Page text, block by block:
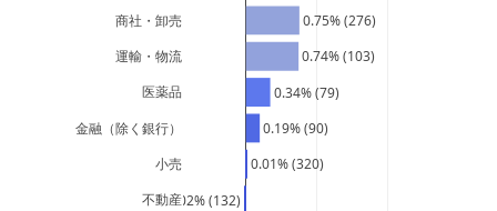
-0.02% (132)
0.01% (320)
0.19% (90)
0.34% (79)
0.74% (103)
0.75% (276)
不動産
小売
金融（除く銀行）
医薬品
運輸・物流
商社・卸売